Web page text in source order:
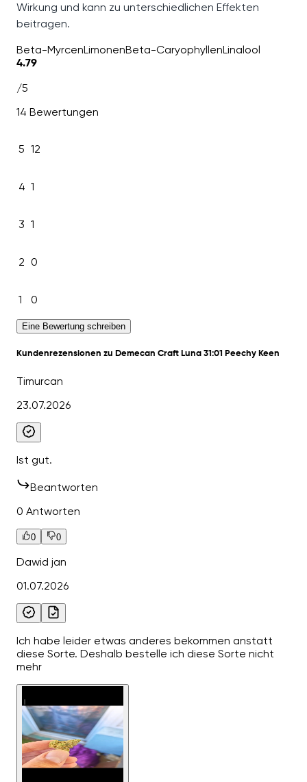
Wirkung und kann zu unterschiedlichen Effekten
beitragen.
Beta-MyrcenLimonenBeta-CaryophyllenLinalool
4.79
/5
14 Bewertungen
5 12
4 1
3 1
2 0
1 0
Eine Bewertung schreiben
Kundenrezensionen zu Demecan Craft Luna 31:01 Peechy Keen
Timurcan
23.07.2026
Ist gut.
Beantworten
0 Antworten
0 0
Dawid jan
01.07.2026
Ich habe leider etwas anderes bekommen anstatt
diese Sorte. Deshalb bestelle ich diese Sorte nicht
mehr